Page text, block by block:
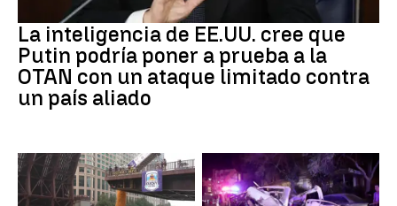
La inteligencia de EE.UU. cree que
Putin podría poner a prueba a la
OTAN con un ataque limitado contra
un país aliado